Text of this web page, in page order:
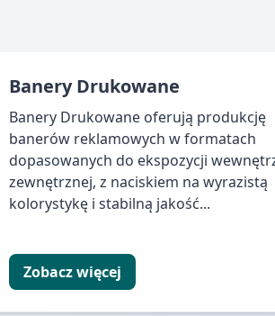
Banery Drukowane
Banery Drukowane oferują produkcję
banerów reklamowych w formatach
dopasowanych do ekspozycji
zewnętrznej, z naciskiem na wyrazistą
kolorystykę i stabilną jakość...
Zobacz więcej